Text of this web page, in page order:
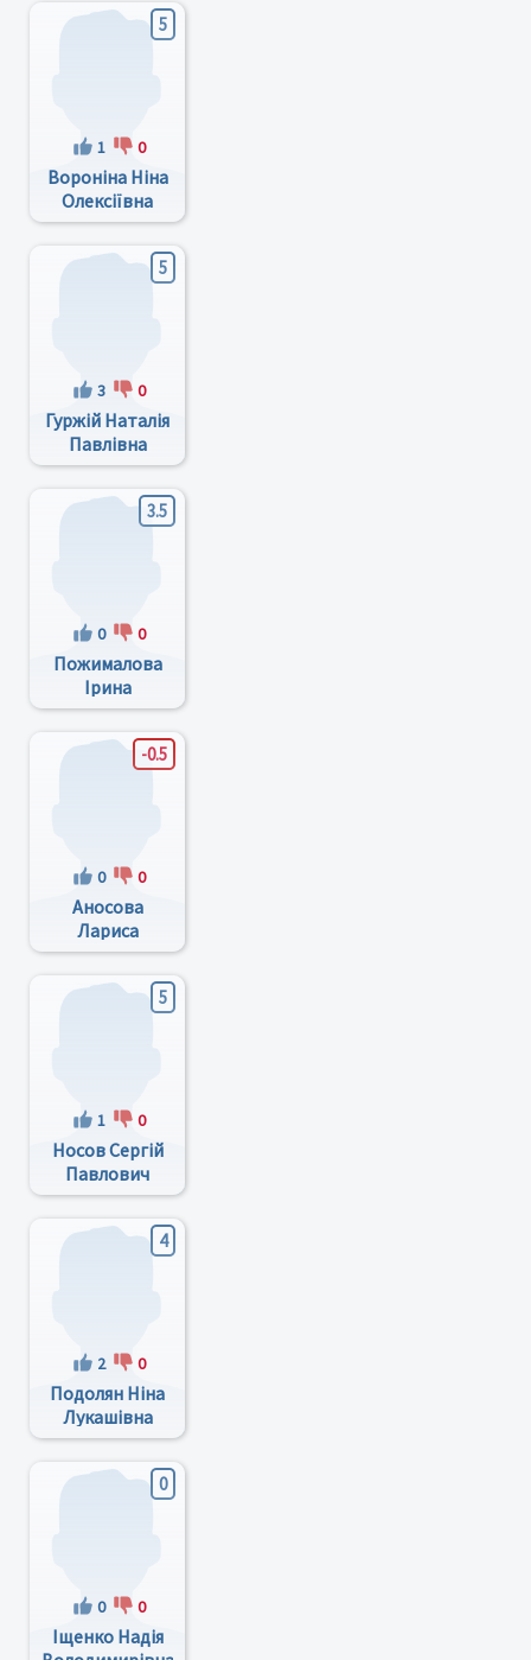
5
1 0
Вороніна Ніна
Олексіївна
5
3 0
Гуржій Наталія
Павлівна
3.5
0 0
Пожималова
Ірина
Анатоліївна
-0.5
0 0
Аносова
Лариса
Олександрівна
5
1 0
Носов Сергій
Павлович
4
2 0
Подолян Ніна
Лукашівна
0
0 0
Іщенко Надія